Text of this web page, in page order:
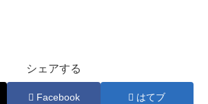
シェアする
Facebook はてブ